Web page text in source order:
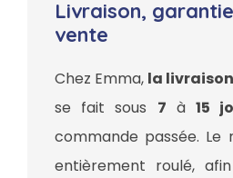
Livraison,
vente
Chez Emma, la
se fait sous 7 à15
commande passée. Le
entièrement roulé,